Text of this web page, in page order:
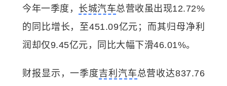
今年一季度， 长城汽车总营收虽出现12.72%
的同比增长，至451.09亿元；而其归母净利
润却仅9.45亿元，同比大幅下滑46.01%。
财报显示，一季度吉利汽车总营收达837.76